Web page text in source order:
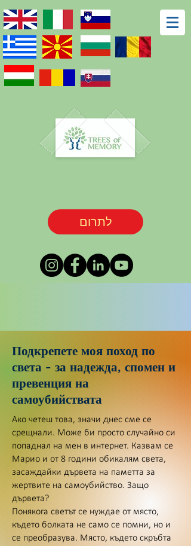
לתרום
Подкрепете моя поход по
света - за надежда, спомен и
превенция на
самоубийствата
Ако четеш това, значи днес сме се
срещнали. Може би просто случайно си
попаднал на мен в интернет. Казвам се
Марио и от 8 години обикалям света,
засаждайки дървета на паметта за
жертвите на самоубийство. Защо
дървета?
Понякога светът се нуждае от място,
където болката не само се помни, но и
се преобразува. Място, където скръбта